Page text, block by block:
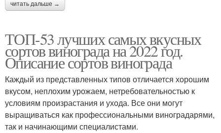
читать дальше →
ТОП-53 лучших самых вкусных
сортов винограда на 2022 год.
Описание сортов винограда
Каждый из представленных типов отличается хорошим
вкусом, неплохим урожаем, нетребовательностью к
условиям произрастания и ухода. Все они могут
выращиваться как профессиональными виноградарями,
так и начинающими специалистами.